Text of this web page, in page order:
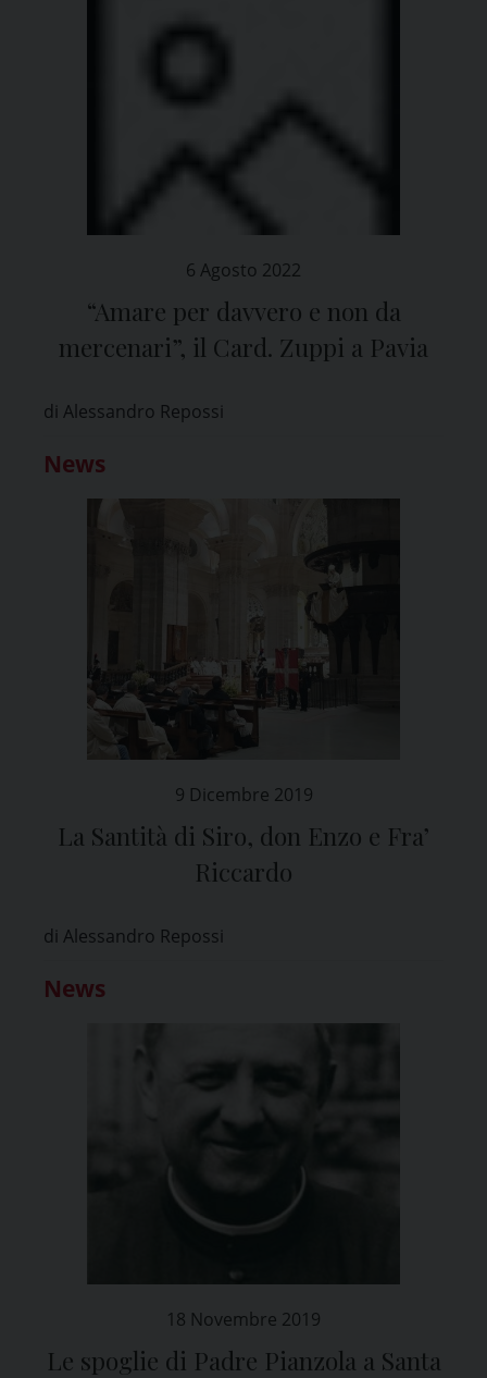
6 Agosto 2022
“Amare per davvero e non da
mercenari”, il Card. Zuppi a Pavia
di Alessandro Repossi
News
9 Dicembre 2019
La Santità di Siro, don Enzo e Fra’
Riccardo
di Alessandro Repossi
News
18 Novembre 2019
Le spoglie di Padre Pianzola a Santa